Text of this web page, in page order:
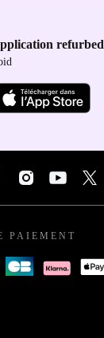
refurbed
PAIEMENT